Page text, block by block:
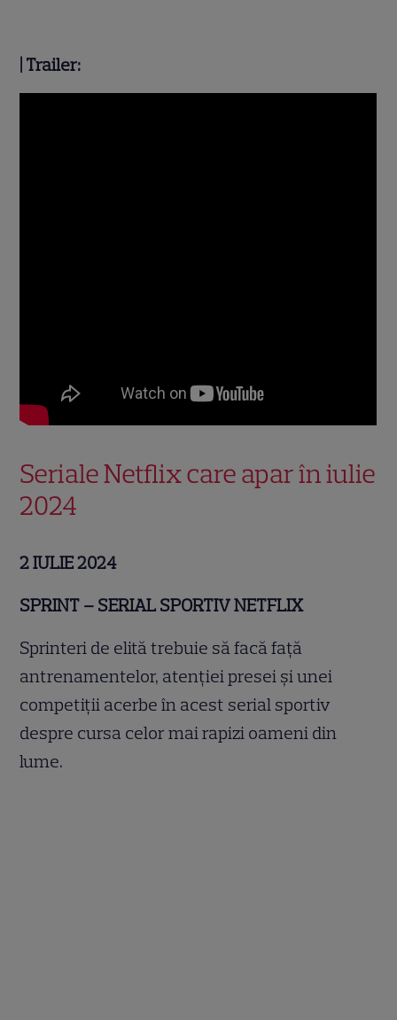
Trailer:
Seriale Netflix care apar în iulie
2024
2 IULIE 2024
SPRINT – SERIAL SPORTIV NETFLIX
Sprinteri de elită trebuie să facă față
antrenamentelor, atenției presei și unei
competiții acerbe în acest serial sportiv
despre cursa celor mai rapizi oameni din
lume.